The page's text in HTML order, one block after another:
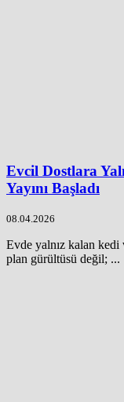
Evcil Dostlara
Yayını Başladı
08.04.2026
Evde yalnız kalan kedi
plan gürültüsü değil; ...